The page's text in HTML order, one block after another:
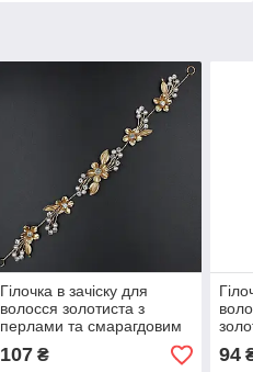
Гілочка в зачіску для
волосся золотиста з
перлами та смарагдовим
камінням квіточки 28 см із
двома неведимками
107₴
см
94